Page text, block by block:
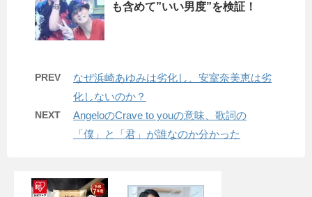
も含めて”いい男度”を検証！
PREV
なぜ浜崎あゆみは劣化し、安室奈美恵は劣
化しないのか？
NEXT
AngeloのCrave to youの意味、歌詞の
「僕」と「君」が誰なのか分かった